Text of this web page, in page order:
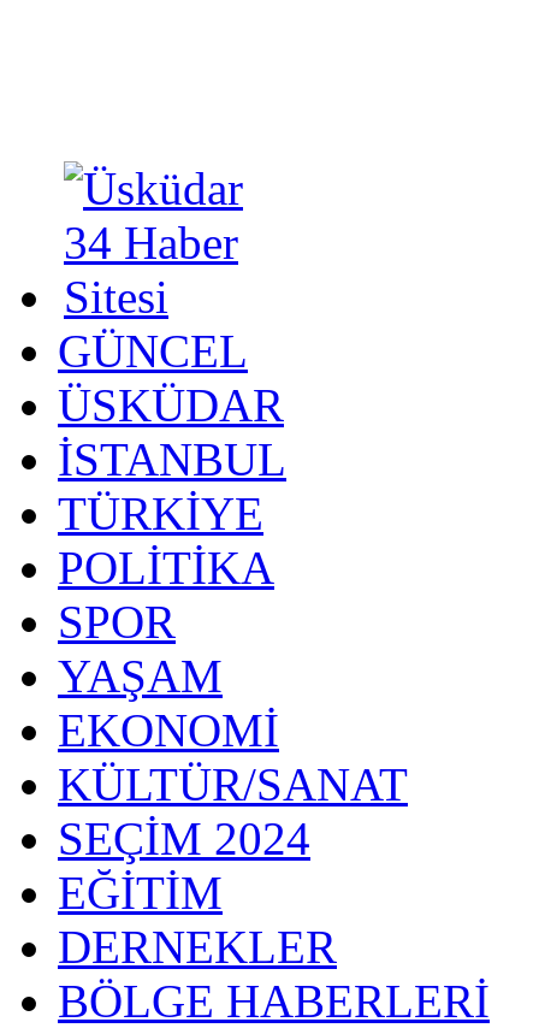
GÜNCEL
ÜSKÜDAR
İSTANBUL
TÜRKİYE
POLİTİKA
SPOR
YAŞAM
EKONOMİ
KÜLTÜR/SANAT
SEÇİM 2024
EĞİTİM
DERNEKLER
BÖLGE HABERLERİ